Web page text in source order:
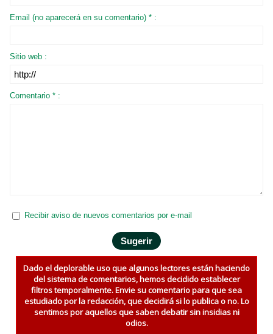
Email (no aparecerá en su comentario) * :
Sitio web :
Comentario * :
Recibir aviso de nuevos comentarios por e-mail
Dado el deplorable uso que algunos lectores están haciendo
del sistema de comentarios, hemos decidido establecer
filtros temporalmente. Envie su comentario para que sea
estudiado por la redacción, que decidirá si lo publica o no. Lo
sentimos por aquellos que saben debatir sin insidias ni
odios.